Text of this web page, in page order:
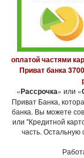
оплатой частями
Приват банка
«Рассрочка» или «
Приват Банка,
банка. Вы можете
или "Кредитной
часть.